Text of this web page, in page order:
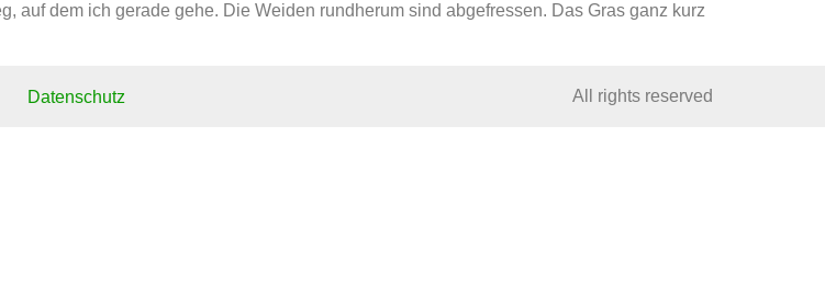
auf dem ich gerade gehe. Die Weiden rundherum sind abgefressen. Das Gras ganz kurz
Datenschutz All rights reserved